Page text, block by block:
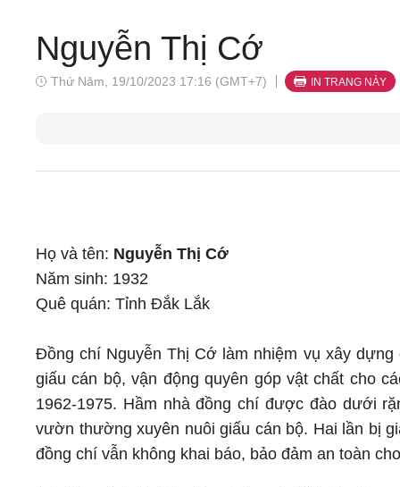
Nguyễn Thị Cớ
Thứ Năm, 19/10/2023 17:16 (GMT+7) IN TRANG NÀY
Họ và tên: Nguyễn Thị Cớ
Năm sinh: 1932
Quê quán: Tỉnh Đắk Lắk
Đồng chí Nguyễn Thị Cớ làm nhiệm vụ xây
giấu cán bộ, vận động quyên góp vật chất cho
1962-1975. Hầm nhà đồng chí được đào dưới
vườn thường xuyên nuôi giấu cán bộ. Hai lần bị
đồng chí vẫn không khai báo, bảo đảm an toàn